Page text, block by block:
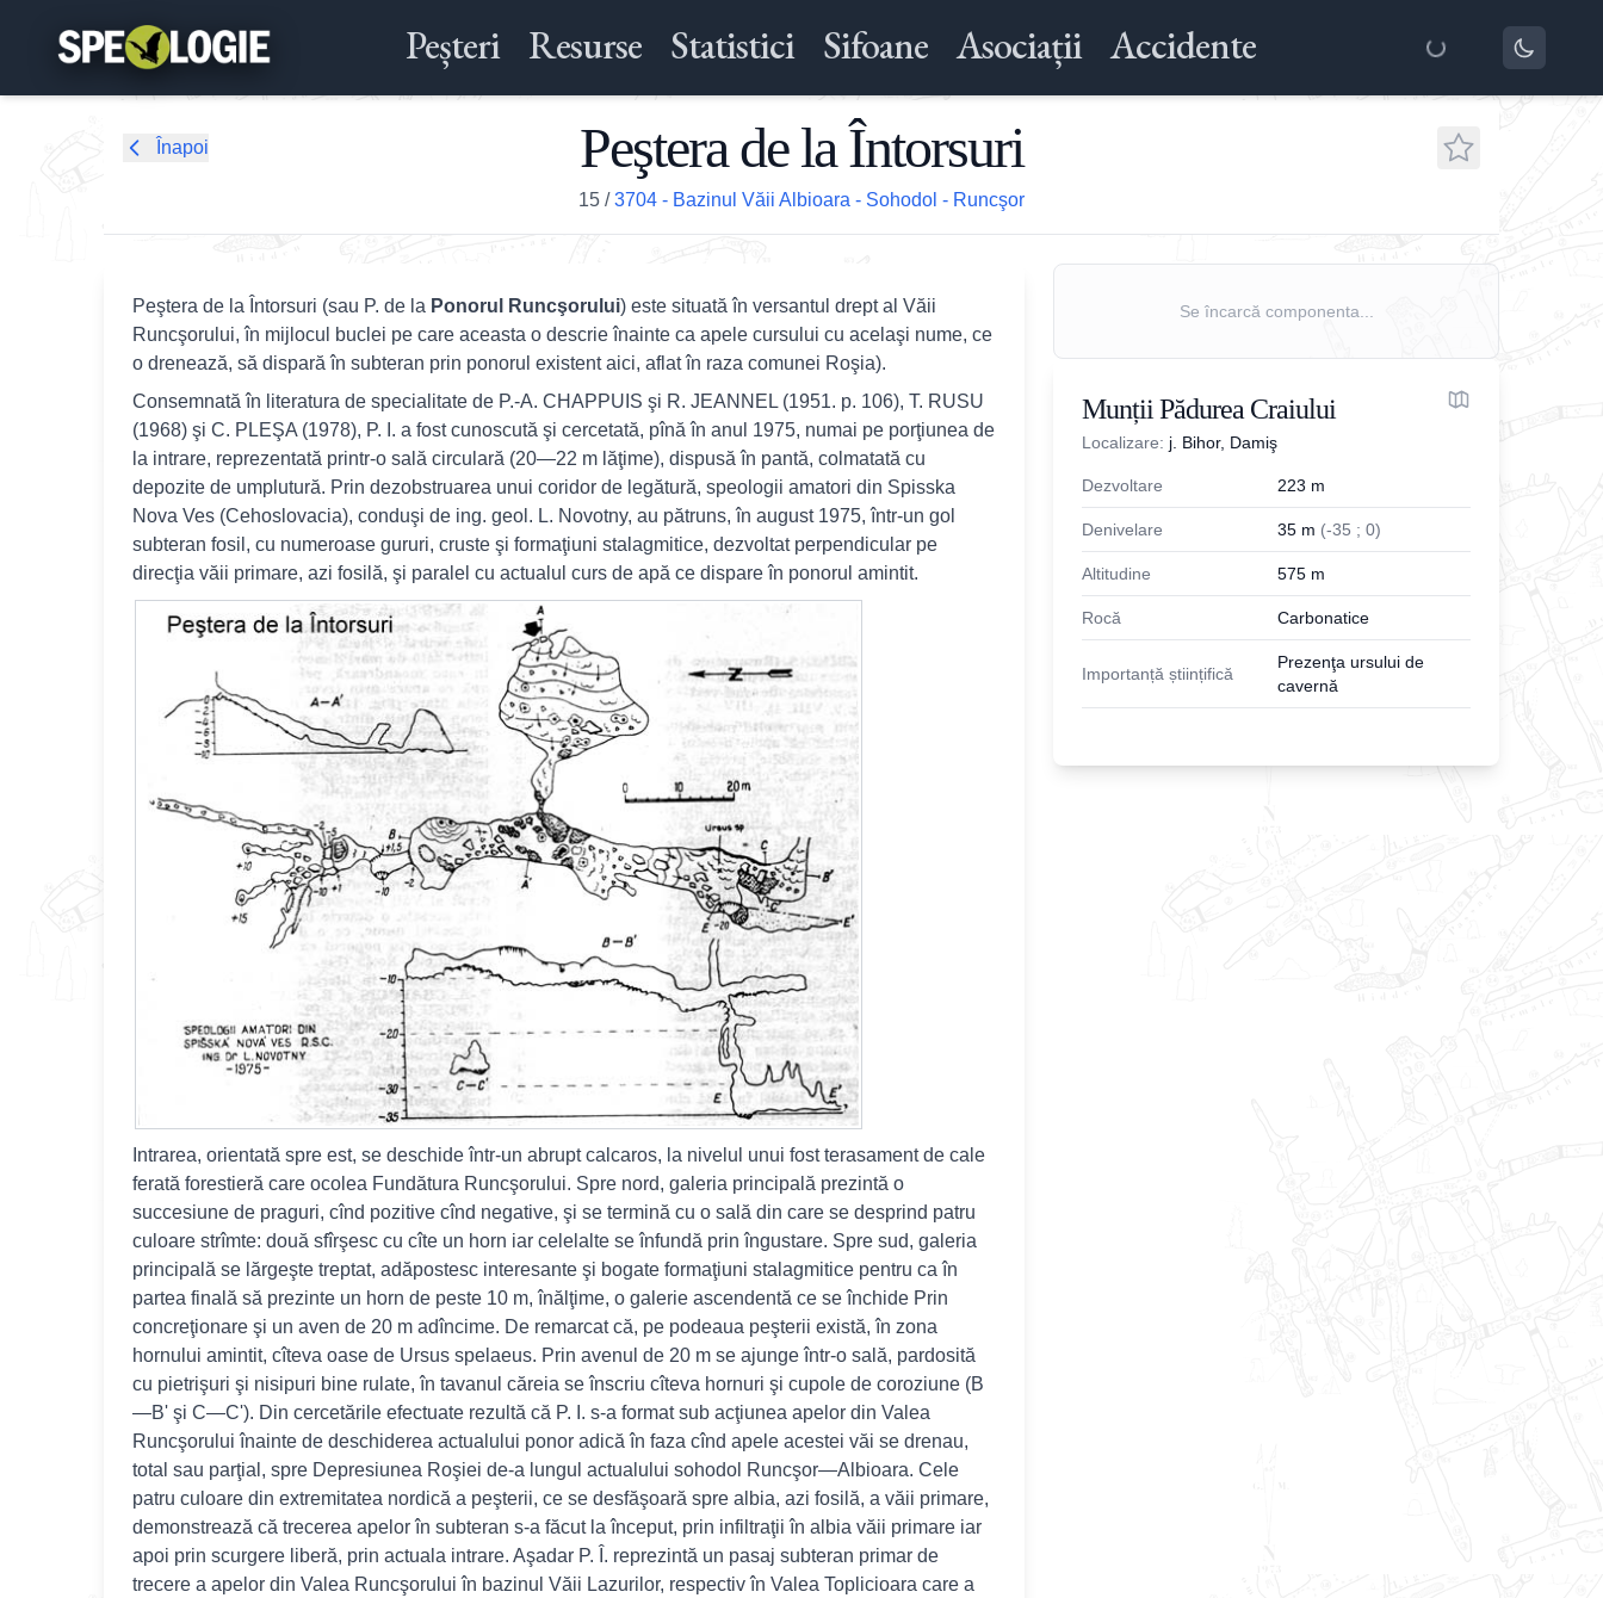
Peșteri Resurse Statistici Sifoane Asociații Accidente
Înapoi Peştera de la Întorsuri
15 /3704 - Bazinul Văii Albioara - Sohodol - Runcşor
Peştera de la Întorsuri (sau P. de la Ponorul Runcşorului) este situată în versantul drept al Văii
Runcşorului, în mijlocul buclei pe care aceasta o descrie înainte ca apele cursului cu acelaşi nume, ce
o drenează, să dispară în subteran prin ponorul existent aici, aflat în raza comunei Roşia).
Consemnată în literatura de specialitate de P.-A. CHAPPUIS şi R. JEANNEL (1951. p. 106), T. RUSU
(1968) şi C. PLEŞA (1978), P. I. a fost cunoscută şi cercetată, pînă în anul 1975, numai pe porţiunea de
la intrare, reprezentată printr-o sală circulară (20—22 m lăţime), dispusă în pantă, colmatată cu
depozite de umplutură. Prin dezobstruarea unui coridor de legătură, speologii amatori din Spisska
Nova Ves (Cehoslovacia), conduşi de ing. geol. L. Novotny, au pătruns, în august 1975, într-un gol
subteran fosil, cu numeroase gururi, cruste şi formaţiuni stalagmitice, dezvoltat perpendicular pe
direcţia văii primare, azi fosilă, şi paralel cu actualul curs de apă ce dispare în ponorul amintit.
Intrarea, orientată spre est, se deschide într-un abrupt calcaros, la nivelul unui fost terasament de cale
ferată forestieră care ocolea Fundătura Runcşorului. Spre nord, galeria principală prezintă o
succesiune de praguri, cînd pozitive cînd negative, şi se termină cu o sală din care se desprind patru
culoare strîmte: două sfîrşesc cu cîte un horn iar celelalte se înfundă prin îngustare. Spre sud, galeria
principală se lărgeşte treptat, adăpostesc interesante şi bogate formaţiuni stalagmitice pentru ca în
partea finală să prezinte un horn de peste 10 m, înălţime, o galerie ascendentă ce se închide Prin
concreţionare şi un aven de 20 m adîncime. De remarcat că, pe podeaua peşterii există, în zona
hornului amintit, cîteva oase de Ursus spelaeus. Prin avenul de 20 m se ajunge într-o sală, pardosită
cu pietrişuri şi nisipuri bine rulate, în tavanul căreia se înscriu cîteva hornuri şi cupole de coroziune (B
—B' şi C—C'). Din cercetările efectuate rezultă că P. I. s-a format sub acţiunea apelor din Valea
Runcşorului înainte de deschiderea actualului ponor adică în faza cînd apele acestei văi se drenau,
total sau parţial, spre Depresiunea Roşiei de-a lungul actualului sohodol Runcşor—Albioara. Cele
patru culoare din extremitatea nordică a peşterii, ce se desfăşoară spre albia, azi fosilă, a văii primare,
demonstrează că trecerea apelor în subteran s-a făcut la început, prin infiltraţii în albia văii primare iar
apoi prin scurgere liberă, prin actuala intrare. Aşadar P. Î. reprezintă un pasaj subteran primar de
trecere a apelor din Valea Runcşorului în bazinul Văii Lazurilor, respectiv în Valea Toplicioara care a
Se încarcă componenta...
Munții Pădurea Craiului
Localizare: j. Bihor, Damiş
Dezvoltare 223 m
Denivelare 35 m (-35 ; 0)
Altitudine 575 m
Rocă Carbonatice
Importanță științifică
Prezenţa ursului de
cavernă